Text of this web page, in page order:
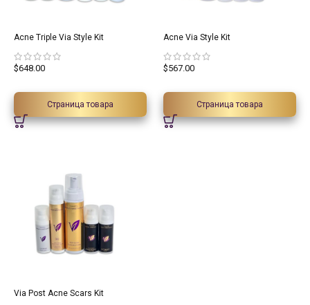
Acne Triple Via Style Kit
$648.00
Страница товара
Acne Via Style Kit
$567.00
Страница товара
Via Post Acne Scars Kit